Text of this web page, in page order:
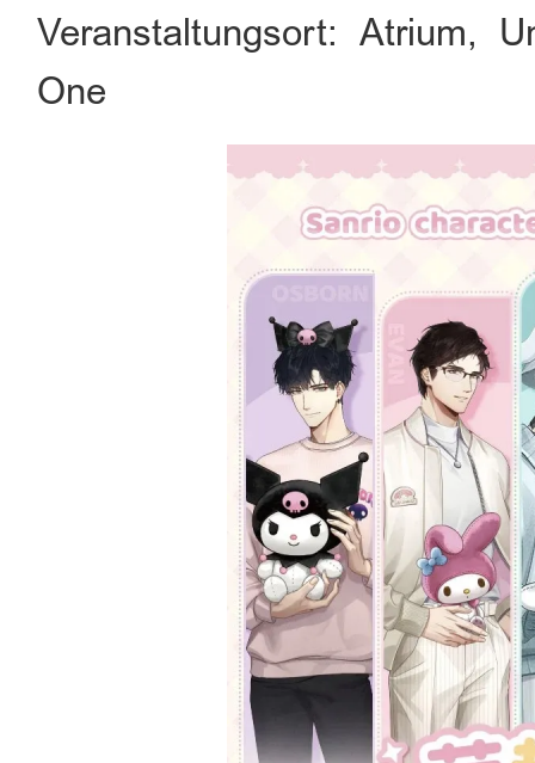
Veranstaltungsort: Atrium,
One